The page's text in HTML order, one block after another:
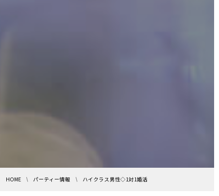
HOME パーティー情報 ハイクラス男性◇1対1婚活